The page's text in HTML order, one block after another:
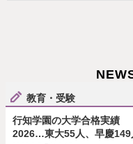
教育・受験
行知学園の大学合格実績
2026…東大55人、早慶149